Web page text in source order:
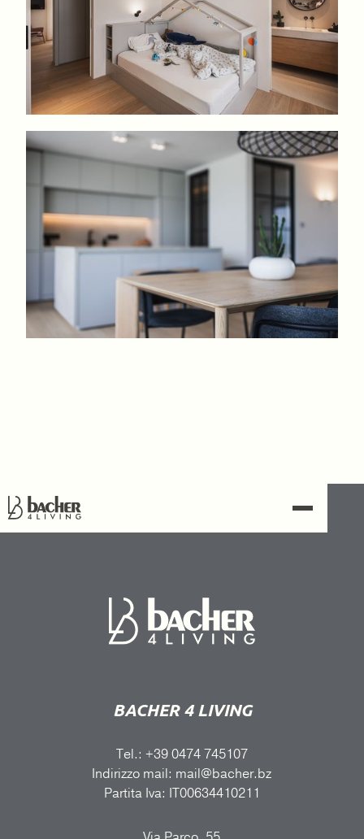
Tel.: +39 0474 745107
Indirizzo mail: mail@bacher.bz
Partita Iva: IT00634410211
BACHER 4 LIVING